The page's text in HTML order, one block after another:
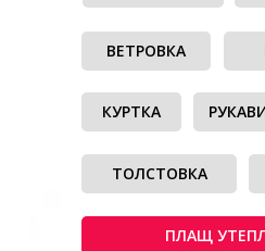
ТОЛСТОВКА
ВЕТРОВКА
КУРТКА
ПЛАЩ